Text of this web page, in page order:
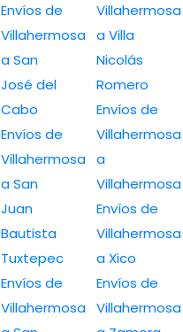
Envíos de
Villahermosa
a San
José del
Cabo
Envíos de
Villahermosa
a San
Juan
Bautista
Tuxtepec
Envíos de
Villahermosa
Villahermosa
a Villa
Nicolás
Romero
Envíos de
Villahermosa
a
Villahermosa
Envíos de
Villahermosa
a Xico
Envíos de
Villahermosa